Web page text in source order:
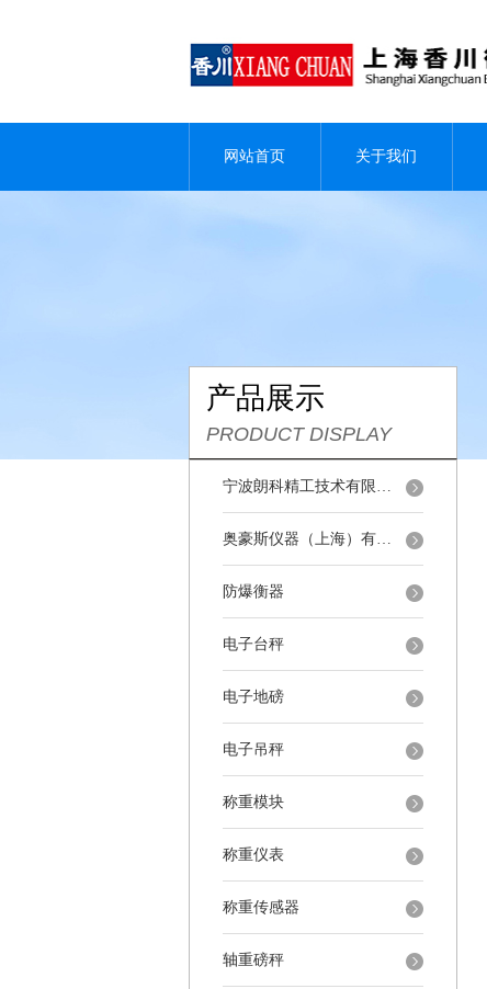
网站首页 关于我们
产品展示
PRODUCT DISPLAY
宁波朗科精工技术有限公司
奥豪斯仪器（上海）有限公司
防爆衡器
电子台秤
电子地磅
电子吊秤
称重模块
称重仪表
称重传感器
轴重磅秤